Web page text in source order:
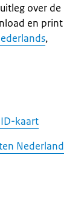
over de
en print
,
kaart
Nederland